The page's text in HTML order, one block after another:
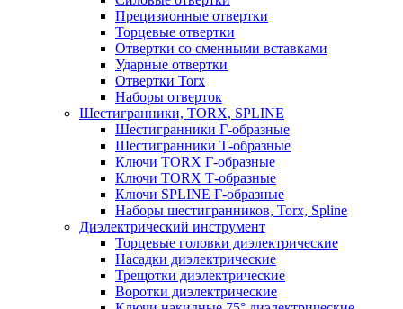
Прецизионные отвертки
Торцевые отвертки
Отвертки со сменными вставками
Ударные отвертки
Отвертки Torx
Наборы отверток
Шестигранники, TORX, SPLINE
Шестигранники Г-образные
Шестигранники Т-образные
Ключи TORX Г-образные
Ключи TORX Т-образные
Ключи SPLINE Г-образные
Наборы шестигранников, Torx, Spline
Диэлектрический инструмент
Торцевые головки диэлектрические
Насадки диэлектрические
Трещотки диэлектрические
Воротки диэлектрические